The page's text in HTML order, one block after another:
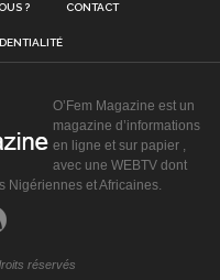
? CONTACT
O’Fem Magazine est un
magazine d’informations
en ligne et sur papier ,
avec une WEBTV dont
Nigériennes et Africaines.
réservés